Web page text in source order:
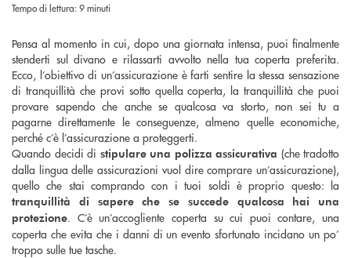
Tempo di lettura: 9 minuti
Pensa al momento in cui, dopo una giornata intensa, puoi finalmente
stenderti sul divano e rilassarti avvolto nella tua coperta preferita.
Ecco, l’obiettivo di un’assicurazione è farti sentire la stessa sensazione
di tranquillità che provi sotto quella coperta, la tranquillità che puoi
provare sapendo che anche se qualcosa va storto, non sei tu a
pagarne direttamente le conseguenze, almeno quelle economiche,
perché c’è l’assicurazione a proteggerti.
Quando decidi di stipulare una polizza assicurativa (che tradotto
dalla lingua delle assicurazioni vuol dire comprare un’assicurazione),
quello che stai comprando con i tuoi soldi è proprio questo: la
tranquillità di sapere che se succede qualcosa hai una
protezione. C’è un’accogliente coperta su cui puoi contare, una
coperta che evita che i danni di un evento sfortunato incidano un po’
troppo sulle tue tasche.